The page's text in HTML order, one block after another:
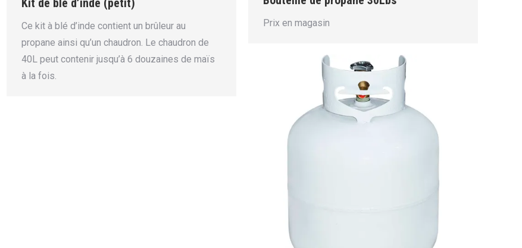
Kit de blé d’inde (petit)
Ce kit à blé d’inde contient un brûleur au
propane ainsi qu’un chaudron. Le chaudron de
40L peut contenir jusqu’à 6 douzaines de maïs
à la fois.
Prix en magasin